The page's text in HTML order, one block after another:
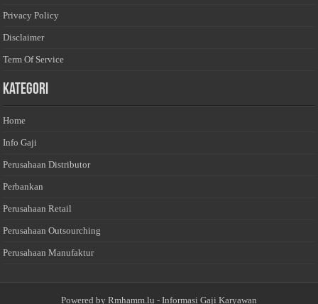
Privacy Policy
Disclaimer
Term Of Service
Kategori
Home
Info Gaji
Perusahaan Distributor
Perbankan
Perusahaan Retail
Perusahaan Outsourching
Perusahaan Manufaktur
Powered by Rmhamm.lu - Informasi Gaji Karyawan